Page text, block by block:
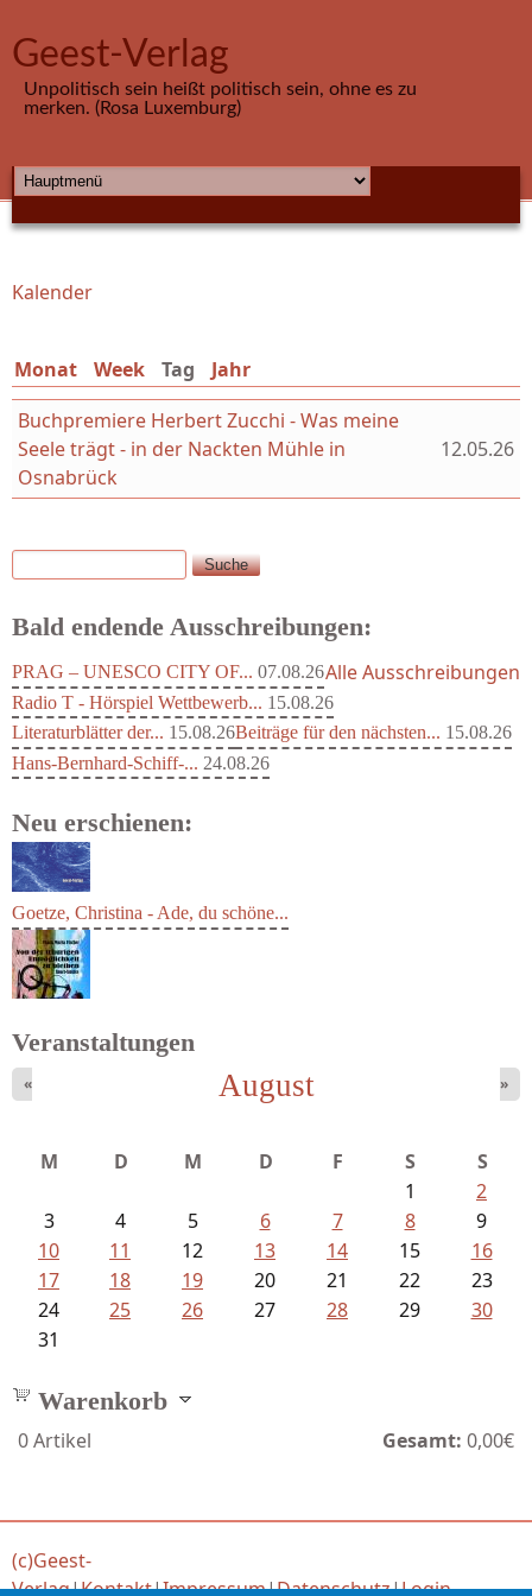
Geest-Verlag
Unpolitisch sein heißt politisch sein, ohne es zu
merken. (Rosa Luxemburg)
HAUPTMENÜ
Sie sind hier
Kalender
Monat Week Tag (aktiver Reiter)
Jahr
Buchpremiere Herbert Zucchi - Was meine
Seele trägt - in der Nackten Mühle in
Osnabrück
12.05.26
Suchformular
Suche
Bald endende Ausschreibungen:
PRAG – UNESCO CITY OF... 07.08.26
Radio T - Hörspiel Wettbewerb... 15.08.26
Literaturblätter der... 15.08.26Beiträge für den nächsten... 15.08.26
Hans-Bernhard-Schiff-... 24.08.26
Alle Ausschreibungen
Neu erschienen:
Goetze, Christina - Ade, du schöne...
Fischer, Frank Maria - Von der...
Veranstaltungen
August
« »
M D M D F S
S
1
2
3
4 5 6 7 8
9
10
11 12 13 14 15
16
17
18 19 20 21 22
23
24
25 26 27 28 29
30
31
Warenkorb
0Artikel Gesamt: 0,00€
(c)Geest-
Verlag|Kontakt|Impressum|Datenschutz|Login